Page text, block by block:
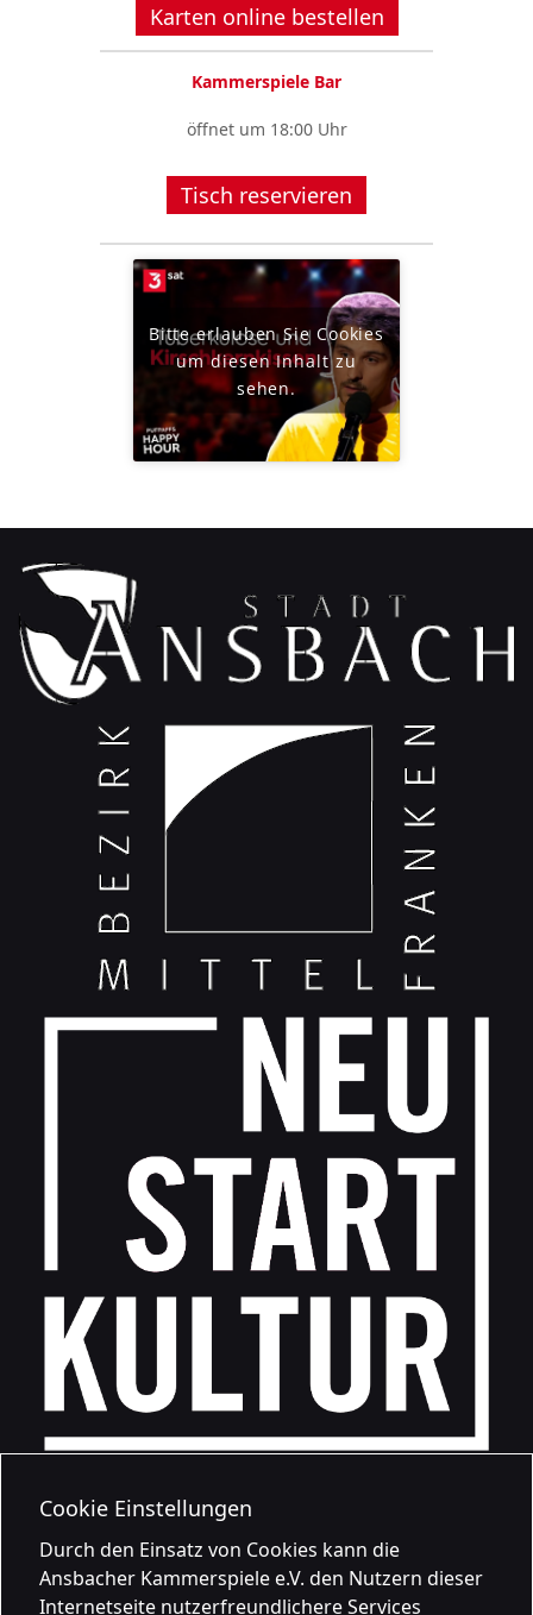
Cookie Einstellungen
Durch den Einsatz von Cookies kann die
Ansbacher Kammerspiele e.V. den Nutzern dieser
Internetseite nutzerfreundlichere Services
Karten online bestellen
Kammerspiele Bar
öffnet um 18:00 Uhr
Tisch reservieren
Bitte erlauben Sie Cookies
um diesen Inhalt zu
sehen.